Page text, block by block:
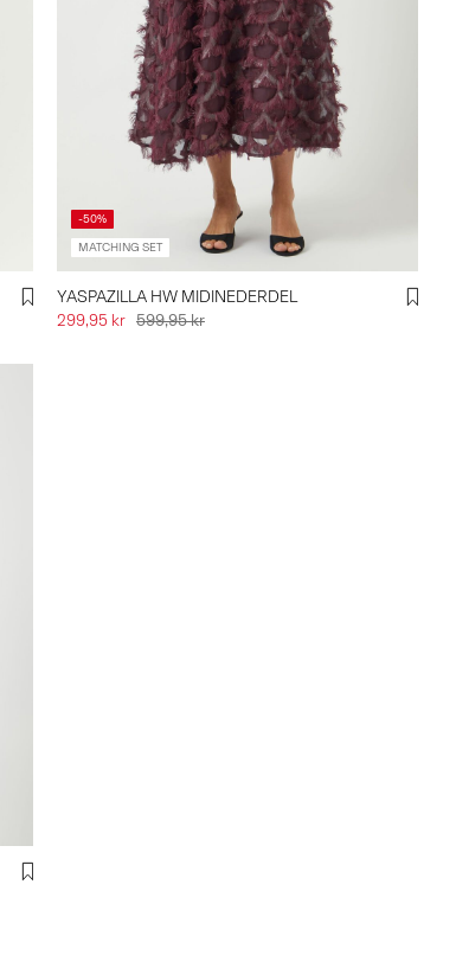
-50%
MATCHING SET
YASPAZILLA HW MIDINEDERDEL
299,95 kr 599,95 kr